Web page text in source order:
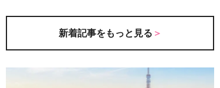
新着記事をもっと見る